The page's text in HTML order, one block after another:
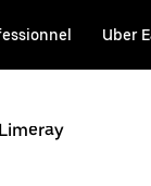
Uber
Limeray